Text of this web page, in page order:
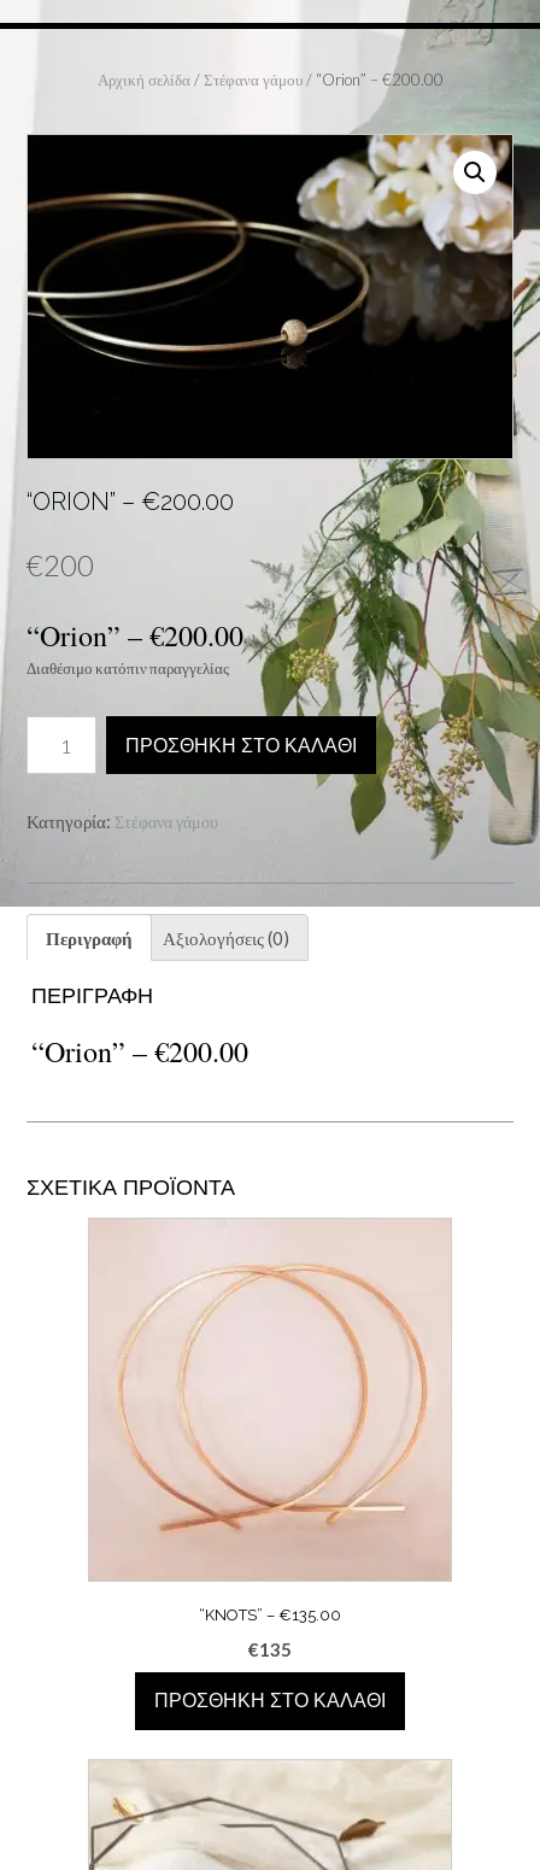
Αρχική σελίδα/Στέφανα γάμου/ “Orion” – €200.00
“ORION” – €200.00
€200
“Orion” –€200.00
Διαθέσιμο κατόπιν παραγγελίας
€200.00
ΠΡΟΣΘΉΚΗ ΣΤΟ ΚΑΛΆΘΙ
Κατηγορία: Στέφανα γάμου
Περιγραφή Αξιολογήσεις (0)
ΠΕΡΙΓΡΑΦΉ
“Orion” –€200.00
ΣΧΕΤΙΚΆ ΠΡΟΪΌΝΤΑ
“KNOTS” – €135.00
€135
ΠΡΟΣΘΉΚΗ ΣΤΟ ΚΑΛΆΘΙ